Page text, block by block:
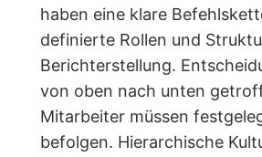
haben eine klare
definierte Rollen und
Berichterstellung.
von oben nach unten
Mitarbeiter müssen
befolgen. Hierarchische